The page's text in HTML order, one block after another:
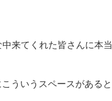
来てくれた皆さんに本当
ういうスペースがあると